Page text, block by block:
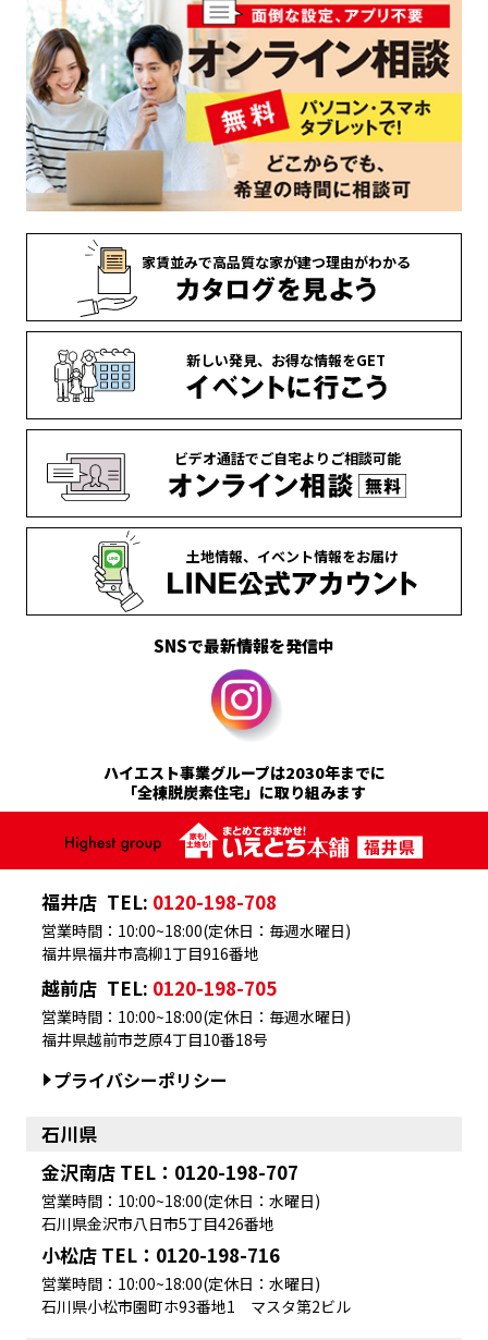
家賃並みで高品質な家が建つ理由がわかる
新しい発見、 お得な情報をGET
ビデオ通話でご自宅より ご相談可能
土地情報、 イベント情報をお届け
SNSで最新情報を発信中
ハイエスト事業グループは2030年までに
「全棟脱炭素住宅」に取り組みます
福井店 TEL: 0120-198-708
福井県福井市高柳1丁目916番地
営業時間：10:00~18:00(定休日：毎週水曜日)
越前店 TEL: 0120-198-705
福井県越前市芝原4丁目10番18号
営業時間：10:00~18:00(定休日：毎週水曜日)
プライバシーポリシー
石川県
金沢南店 TEL：0120-198-707
営業時間：10:00~18:00(定休日：水曜日)
石川県金沢市八日市5丁目426番地
小松店 TEL：0120-198-716
営業時間：10:00~18:00(定休日：水曜日)
石川県小松市園町ホ93番地1 マスタ第2ビル